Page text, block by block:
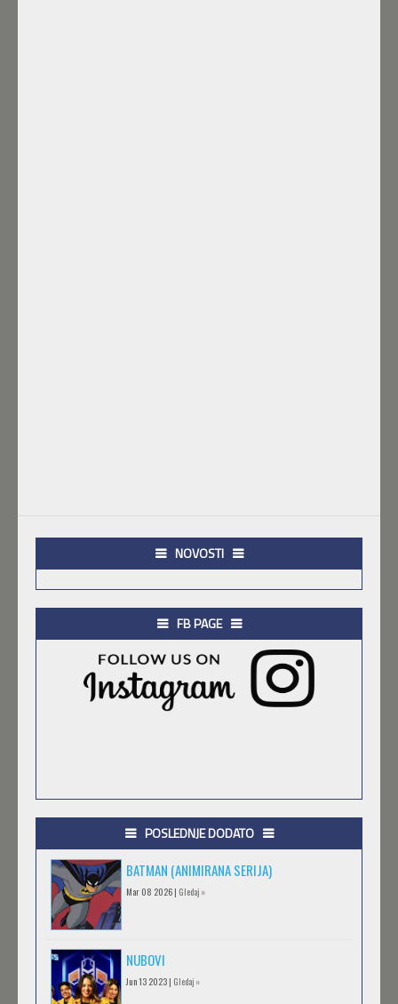
NOVOSTI
FB PAGE
POSLEDNJE DODATO
BATMAN (ANIMIRANA SERIJA)
Mar 08 2026 | Gledaj »
NUBOVI
Jun 13 2023 | Gledaj »